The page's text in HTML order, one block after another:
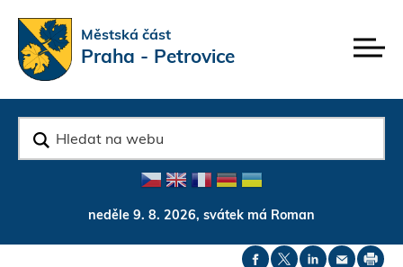
Městská část
Praha - Petrovice
h
t
neděle 9. 8. 2026, svátek má Roman